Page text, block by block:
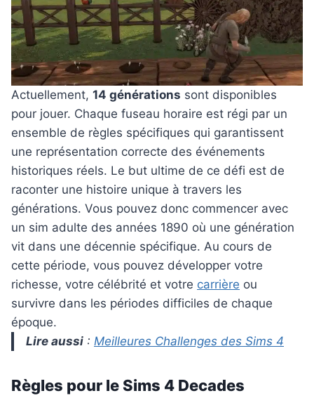
Actuellement, 14 générations sont disponibles
pour jouer. Chaque fuseau horaire est régi par un
ensemble de règles spécifiques qui garantissent
une représentation correcte des événements
historiques réels. Le but ultime de ce défi est de
raconter une histoire unique à travers les
générations. Vous pouvez donc commencer avec
un sim adulte des années 1890 où une génération
vit dans une décennie spécifique. Au cours de
cette période, vous pouvez développer votre
richesse, votre célébrité et votre carrière ou
survivre dans les périodes difficiles de chaque
époque.
Lire aussi : Meilleures Challenges des Sims 4
Règles pour le Sims 4 Decades